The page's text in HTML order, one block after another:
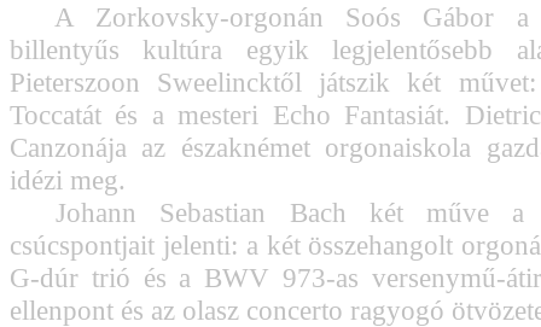
A Zorkovsky-orgonán Soós Gábor a
billentyűs kultúra egyik legjelentősebb
Pieterszoon Sweelincktől játszik két
Toccatát és a mesteri Echo Fantasiát.
Canzonája az északnémet orgonaiskola
idézi meg.
Johann Sebastian Bach két műve a
csúcspontjait jelenti: a két összehangolt
G-dúr trió és a BWV 973-as versenymű-
ellenpont és az olasz concerto ragyogó